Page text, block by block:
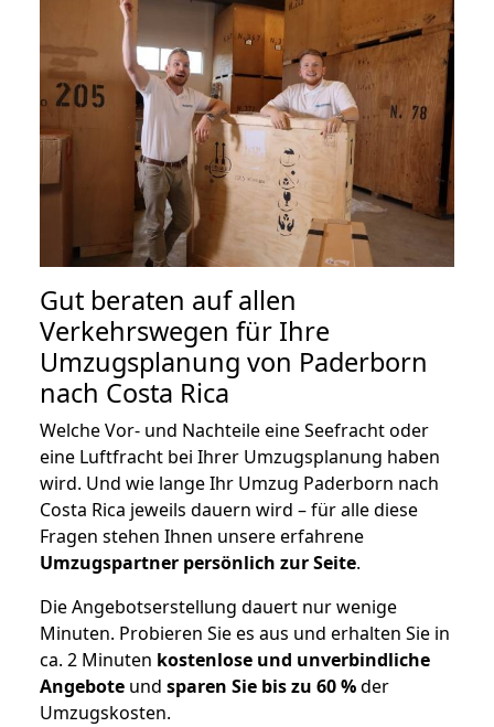
Gut beraten auf allen
Verkehrswegen für Ihre
Umzugsplanung von Paderborn
nach Costa Rica
Welche Vor- und Nachteile eine Seefracht oder
eine Luftfracht bei Ihrer Umzugsplanung haben
wird. Und wie lange Ihr Umzug Paderborn nach
Costa Rica jeweils dauern wird – für alle diese
Fragen stehen Ihnen unsere erfahrene
Umzugspartner persönlich zur Seite.
Die Angebotserstellung dauert nur wenige
Minuten. Probieren Sie es aus und erhalten Sie in
ca. 2 Minuten kostenlose und unverbindliche
Angebote und sparen Sie bis zu 60 %der
Umzugskosten.